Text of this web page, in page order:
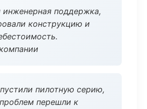
инженерная поддержка,
конструкцию и
пилотную серию,
перешли к